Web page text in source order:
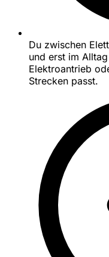
Du zwischen
und erst im
Elektroantrieb
Strecken passt.